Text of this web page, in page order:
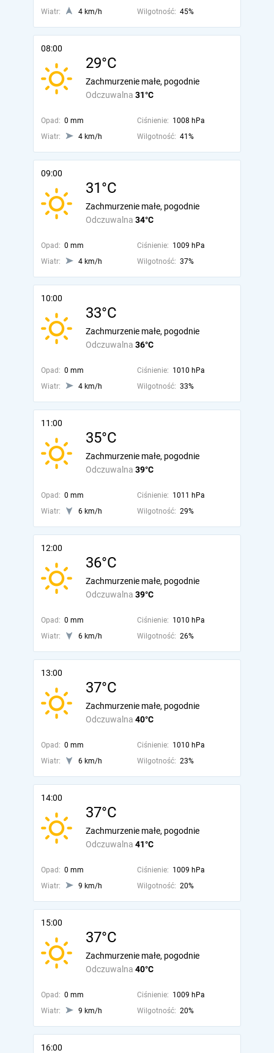
Wiatr: 4 km/h Wilgotność: 45%
08:00
29°C
Odczuwalna 31°C
Zachmurzenie małe, pogodnie
Opad: 0 mm Ciśnienie: 1008 hPa
Wiatr:
4 km/h Wilgotność: 41%
09:00
31°C
Odczuwalna 34°C
Zachmurzenie małe, pogodnie
Opad: 0 mm Ciśnienie: 1009 hPa
Wiatr:
4 km/h Wilgotność: 37%
10:00
33°C
Odczuwalna 36°C
Zachmurzenie małe, pogodnie
Opad: 0 mm Ciśnienie: 1010 hPa
Wiatr:
4 km/h Wilgotność: 33%
11:00
35°C
Odczuwalna 39°C
Zachmurzenie małe, pogodnie
Opad: 0 mm Ciśnienie: 1011 hPa
Wiatr:
6 km/h Wilgotność: 29%
12:00
36°C
Odczuwalna 39°C
Zachmurzenie małe, pogodnie
Opad: 0 mm Ciśnienie: 1010 hPa
Wiatr:
6 km/h Wilgotność: 26%
13:00
37°C
Odczuwalna 40°C
Zachmurzenie małe, pogodnie
Opad: 0 mm Ciśnienie: 1010 hPa
Wiatr:
6 km/h Wilgotność: 23%
14:00
37°C
Odczuwalna 41°C
Zachmurzenie małe, pogodnie
Opad: 0 mm Ciśnienie: 1009 hPa
Wiatr:
9 km/h Wilgotność: 20%
15:00
37°C
Odczuwalna 40°C
Zachmurzenie małe, pogodnie
Opad: 0 mm Ciśnienie: 1009 hPa
Wiatr:
9 km/h Wilgotność: 20%
16:00